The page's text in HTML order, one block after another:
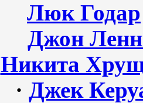
Люк Годар
Джон
Никита
· Джек